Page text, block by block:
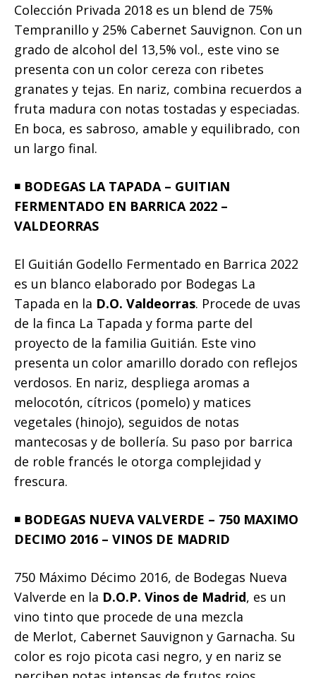
Colección Privada 2018 es un blend de 75%
Tempranillo y 25% Cabernet Sauvignon. Con un
grado de alcohol del 13,5% vol., este vino se
presenta con un color cereza con ribetes
granates y tejas. En nariz, combina recuerdos a
fruta madura con notas tostadas y especiadas.
En boca, es sabroso, amable y equilibrado, con
un largo final.
◾️ BODEGAS LA TAPADA – GUITIAN
FERMENTADO EN BARRICA 2022 –
VALDEORRAS
El Guitián Godello Fermentado en Barrica 2022
es un blanco elaborado por Bodegas La
Tapada en la D.O. Valdeorras. Procede de uvas
de la finca La Tapada y forma parte del
proyecto de la familia Guitián. Este vino
presenta un color amarillo dorado con reflejos
verdosos. En nariz, despliega aromas a
melocotón, cítricos (pomelo) y matices
vegetales (hinojo), seguidos de notas
mantecosas y de bollería. Su paso por barrica
de roble francés le otorga complejidad y
frescura.
◾️ BODEGAS NUEVA VALVERDE – 750 MAXIMO
DECIMO 2016 – VINOS DE MADRID
750 Máximo Décimo 2016, de Bodegas Nueva
Valverde en la D.O.P. Vinos de Madrid, es un
vino tinto que procede de una mezcla
de Merlot, Cabernet Sauvignon y Garnacha. Su
color es rojo picota casi negro, y en nariz se